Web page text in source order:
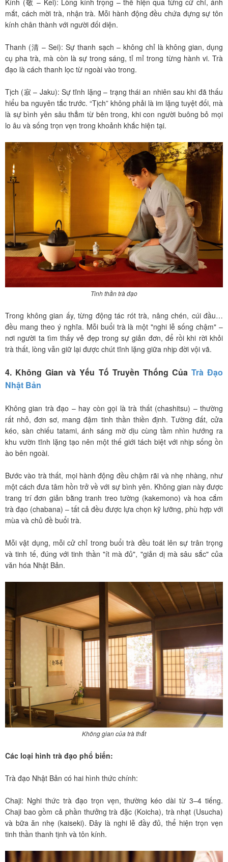
mắt, cách mời trà, nhận trà. Mỗi hành động đều chứa đựng sự tôn
kính chân thành với người đối diện.
Thanh (清 – Sei): Sự thanh sạch – không chỉ là không gian, dụng
cụ pha trà, mà còn là sự trong sáng, tỉ mỉ trong từng hành vi. Trà
đạo là cách thanh lọc từ ngoài vào trong.
Tịch (寂 – Jaku): Sự tĩnh lặng – trạng thái an nhiên sau khi đã thấu
hiểu ba nguyên tắc trước. “Tịch” không phải là im lặng tuyệt đối, mà
là sự bình yên sâu thẳm từ bên trong, khi con người buông bỏ mọi
lo âu và sống trọn vẹn trong khoảnh khắc hiện tại.
Tinh thần trà đạo
Trong không gian ấy, từng động tác rót trà, nâng chén, cúi đầu…
đều mang theo ý nghĩa. Mỗi buổi trà là một "nghi lễ sống chậm" –
nơi người ta tìm thấy vẻ đẹp trong sự giản đơn, để rồi khi rời khỏi
trà thất, lòng vẫn giữ lại được chút tĩnh lặng giữa nhịp đời vội vã.
4. Không Gian và Yếu Tố Truyền Thống Của Trà Đạo
Nhật Bản
Không gian trà đạo – hay còn gọi là trà thất (chashitsu) – thường
rất nhỏ, đơn sơ, mang đậm tinh thần thiền định. Tường đất, cửa
kéo, sàn chiếu tatami, ánh sáng mờ dịu cùng tầm nhìn hướng ra
khu vườn tĩnh lặng tạo nên một thế giới tách biệt với nhịp sống ồn
ào bên ngoài.
Bước vào trà thất, mọi hành động đều chậm rãi và nhẹ nhàng, như
một cách đưa tâm hồn trở về với sự bình yên. Không gian này được
trang trí đơn giản bằng tranh treo tường (kakemono) và hoa cắm
trà đạo (chabana) – tất cả đều được lựa chọn kỹ lưỡng, phù hợp với
mùa và chủ đề buổi trà.
Mỗi vật dụng, mỗi cử chỉ trong buổi trà đều toát lên sự trân trọng
và tinh tế, đúng với tinh thần "ít mà đủ", "giản dị mà sâu sắc" của
văn hóa Nhật Bản.
Không gian của trà thất
Các loại hình trà đạo phổ biến:
Trà đạo Nhật Bản có hai hình thức chính:
Chaji: Nghi thức trà đạo trọn vẹn, thường kéo dài từ 3–4 tiếng.
Chaji bao gồm cả phần thưởng trà đặc (Koicha), trà nhạt (Usucha)
và bữa ăn nhẹ (kaiseki). Đây là nghi lễ đầy đủ, thể hiện trọn vẹn
tinh thần thanh tịnh và tôn kính.